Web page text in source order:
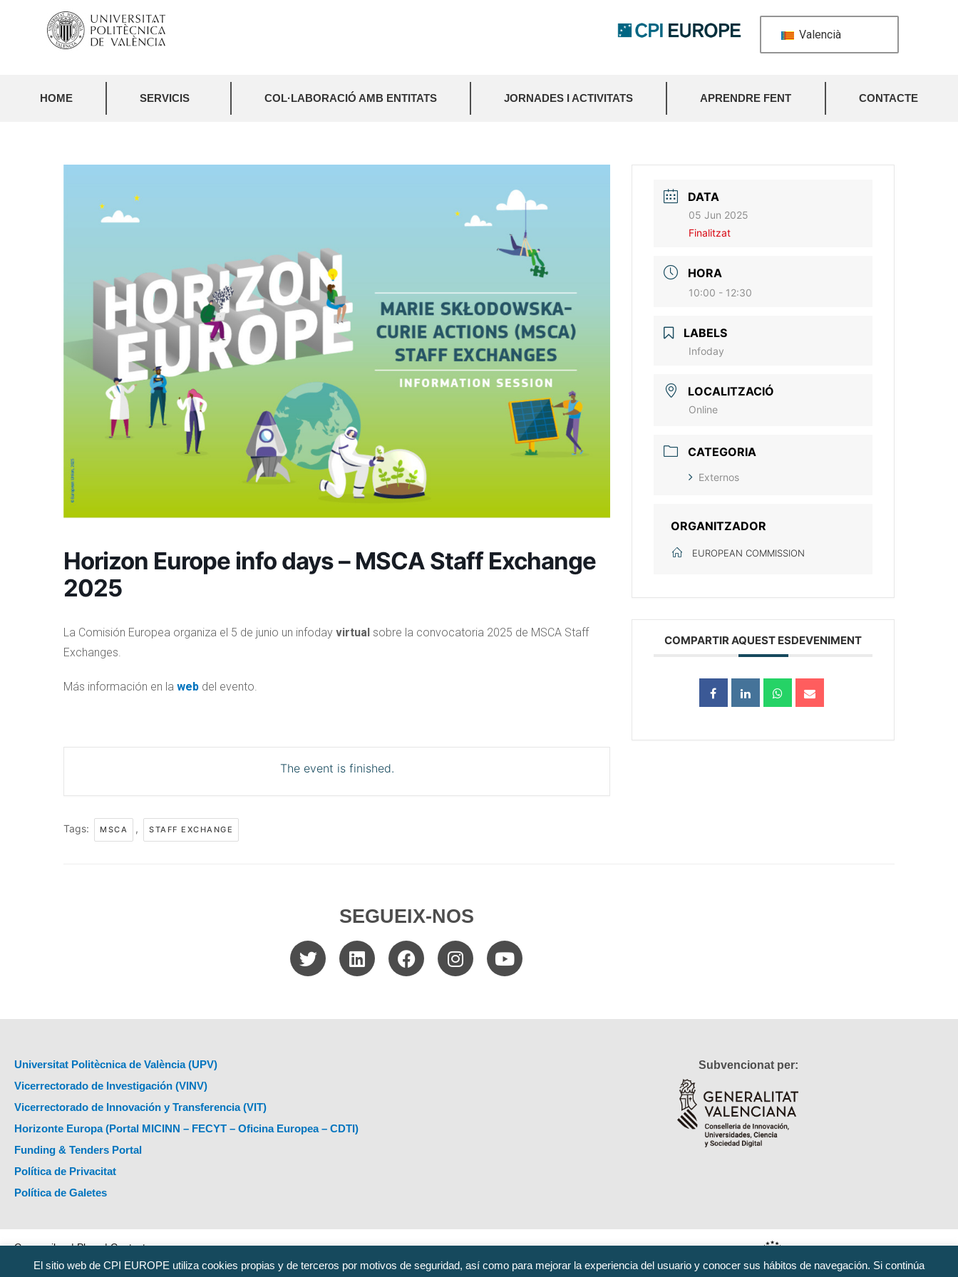
Valencià
HOME SERVICIS COL·LABORACIÓ AMB ENTITATS JORNADES I ACTIVITATS APRENDRE FENT CONTACTE
Horizon Europe info days – MSCA Staff Exchange
2025
La Comisión Europea organiza el 5 de junio un infoday virtual sobre la convocatoria 2025 de MSCA Staff
Exchanges.
Más información en la web del evento.
The event is finished.
Tags: MSCA , STAFF EXCHANGE
DATA
05 Jun 2025
Finalitzat
HORA
10:00 - 12:30
LABELS
Infoday
LOCALITZACIÓ
Online
CATEGORIA
Externos
ORGANITZADOR
EUROPEAN COMMISSION
COMPARTIR AQUEST ESDEVENIMENT
SEGUEIX-NOS
Universitat Politècnica de València (UPV)
Vicerrectorado de Investigación (VINV)
Vicerrectorado de Innovación y Transferencia (VIT)
Horizonte Europa (Portal MICINN – FECYT – Oficina Europea – CDTI)
Funding & Tenders Portal
Política de Privacitat
Política de Galetes
Subvencionat per:
Com arribar|Plans|Contacte
Universitat Politècnica de València 2020 · Tel.(+34) 96 387 70 00·información@upv.es
El sitio web de CPI EUROPE utiliza cookies propias y de terceros por motivos de seguridad, así como para mejorar la experiencia del usuario y conocer sus hábitos de navegación. Si continúa